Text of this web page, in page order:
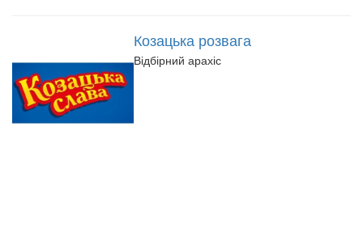
Козацька розвага
Відбірний арахіс